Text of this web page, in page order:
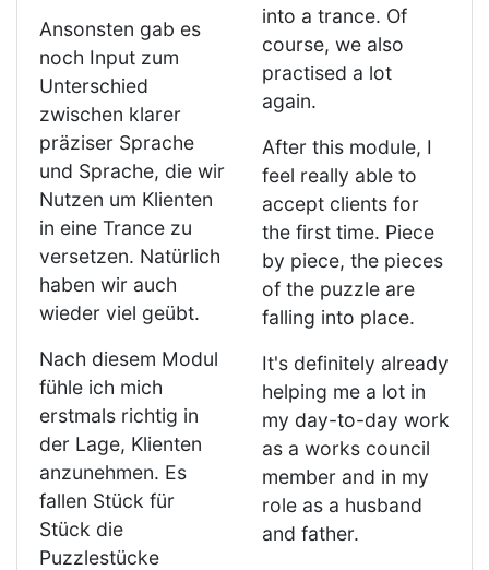
Ansonsten gab es
noch Input zum
Unterschied
zwischen klarer
präziser Sprache
und Sprache, die wir
Nutzen um Klienten
in eine Trance zu
versetzen. Natürlich
haben wir auch
wieder viel geübt.
Nach diesem Modul
fühle ich mich
erstmals richtig in
der Lage, Klienten
anzunehmen. Es
fallen Stück für
Stück die
Puzzlestücke
into a trance. Of
course, we also
practised a lot
again.
After this module, I
feel really able to
accept clients for
the first time. Piece
by piece, the pieces
of the puzzle are
falling into place.
It's definitely already
helping me a lot in
my day-to-day work
as a works council
member and in my
role as a husband
and father.